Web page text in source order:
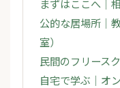
まずはここへ｜
公的な居場所｜
室）
民間のフリース
自宅で学ぶ｜オ